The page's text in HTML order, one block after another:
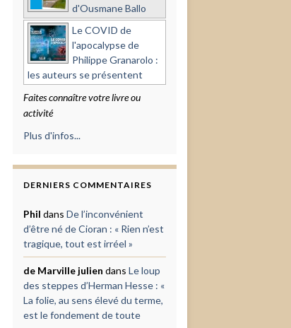
d'Ousmane Ballo
Le COVID de
l'apocalypse de
Philippe Granarolo :
les auteurs se présentent
Faites connaître votre livre ou
activité
Plus d'infos...
DERNIERS COMMENTAIRES
Phil dans De l’inconvénient
d’être né de Cioran : « Rien n’est
tragique, tout est irréel »
de Marville julien dans Le loup
des steppes d’Herman Hesse : «
La folie, au sens élevé du terme,
est le fondement de toute